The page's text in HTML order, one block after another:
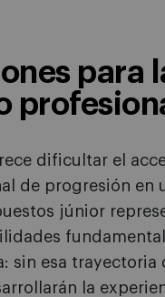
para
dificultar el
de progresión en
júnior
sin esa
la